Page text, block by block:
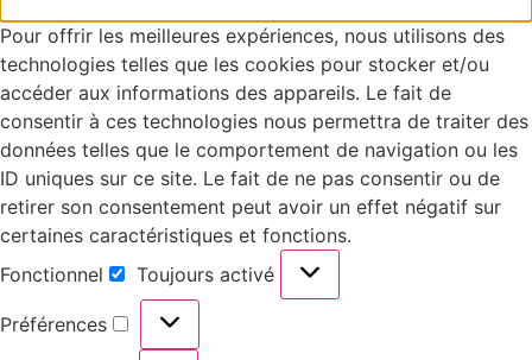
Pour offrir les meilleures expériences, nous utilisons des
technologies telles que les cookies pour stocker et/ou
accéder aux informations des appareils. Le fait de
consentir à ces technologies nous permettra de traiter des
données telles que le comportement de navigation ou les
ID uniques sur ce site. Le fait de ne pas consentir ou de
retirer son consentement peut avoir un effet négatif sur
certaines caractéristiques et fonctions.
Fonctionnel
Fonctionnel
Toujours activé
Préférences
Préférences